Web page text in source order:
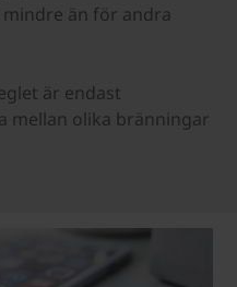
än för andra
är endast
mellan olika bränningar